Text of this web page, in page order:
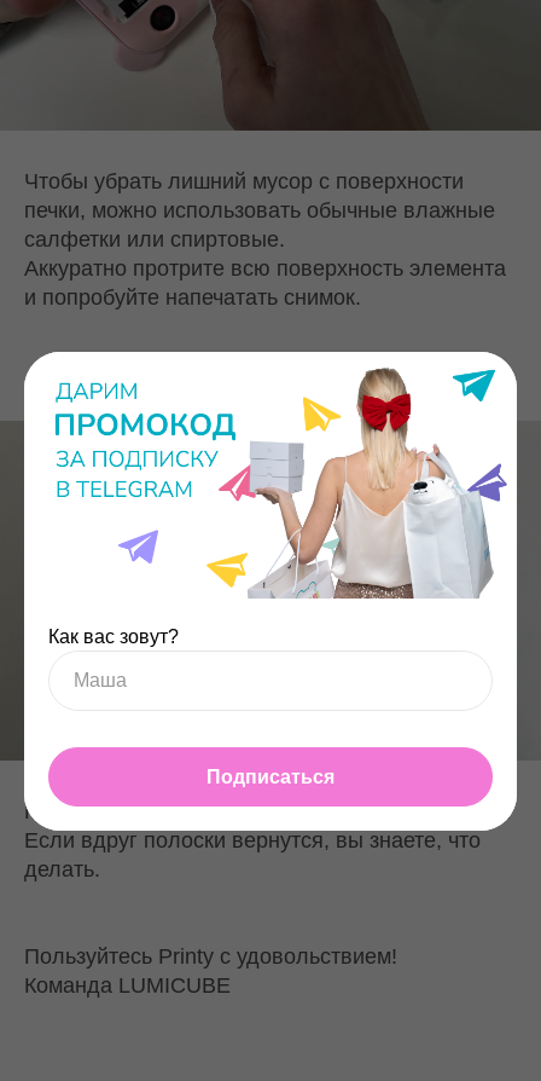
Чтобы убрать лишний мусор с поверхности
печки, можно использовать обычные влажные
салфетки или спиртовые.
Аккуратно протрите всю поверхность элемента
и попробуйте напечатать снимок.
Готово! Теперь снимки печатаются без полосок.
Если вдруг полоски вернутся, вы знаете, что
делать.
Пользуйтесь Printy с удовольствием!
Команда LUMICUBE
Как вас зовут?
Подписаться